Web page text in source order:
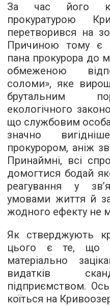
За час його
прокуратурою
перетворився на
Причиною тому є
пана прокурора до
обмеженою
соломи», яке
брутальним
екологічного
що службовим
значно
прокурором, аніж
Принаймні, всі
домогтися бодай
реагування у
умовами життя й
жодного ефекту не
Як стверджують
цього є те, що
матеріально
видатків
підприємством. Ось
коїться на